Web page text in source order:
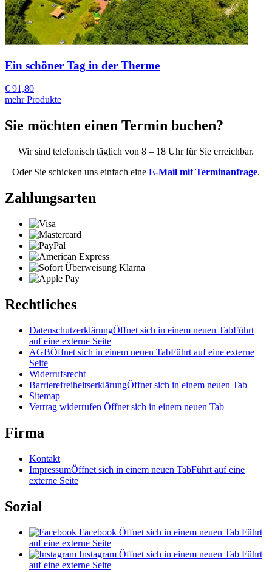
Ein schöner Tag in der Therme
€ 91,80
mehr Produkte
Sie möchten einen Termin buchen?
Wir sind telefonisch täglich von 8 – 18 Uhr für Sie erreichbar.
Oder Sie schicken uns einfach eine E-Mail mit Terminanfrage.
Zahlungsarten
Rechtliches
DatenschutzerklärungÖffnet sich in einem neuen TabFührt
auf eine externe Seite
AGBÖffnet sich in einem neuen TabFührt auf eine externe
Seite
Widerrufsrecht
BarrierefreiheitserklärungÖffnet sich in einem neuen Tab
Sitemap
Vertrag widerrufen Öffnet sich in einem neuen Tab
Firma
Kontakt
ImpressumÖffnet sich in einem neuen TabFührt auf eine
externe Seite
Sozial
Facebook Öffnet sich in einem neuen Tab Führt
auf eine externe Seite
Instagram Öffnet sich in einem neuen Tab Führt
auf eine externe Seite